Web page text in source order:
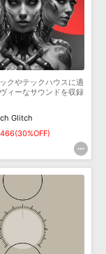
クやテックハウスに適
ィーなサウンドを収録
Glitch